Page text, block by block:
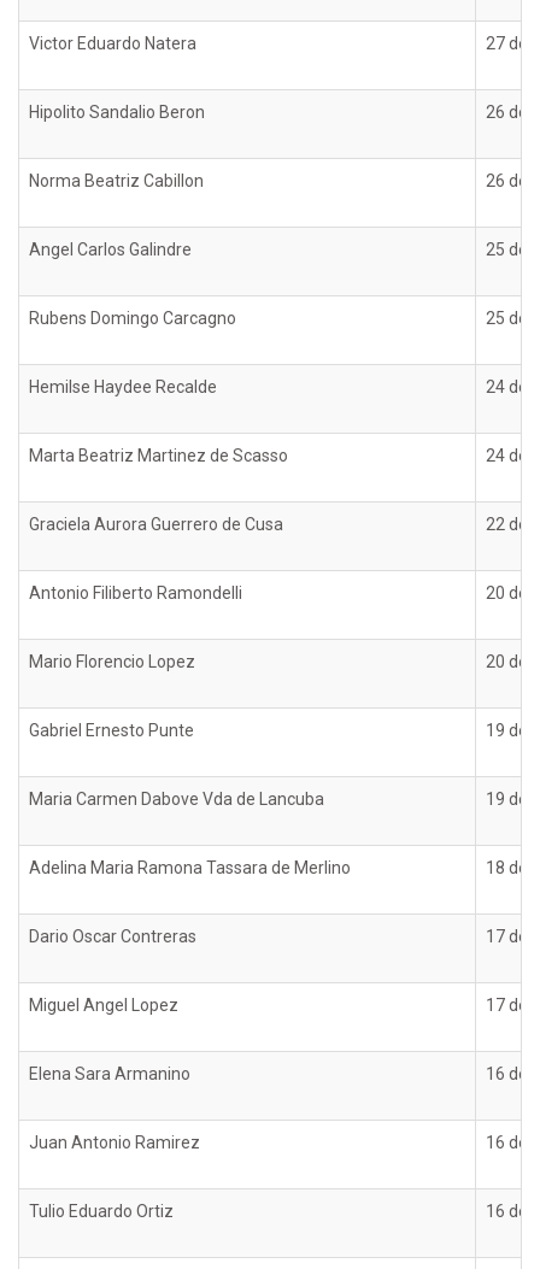
Victor Eduardo Natera 27 de
Hipolito Sandalio Beron 26 de
Norma Beatriz Cabillon 26 de
Angel Carlos Galindre 25 de
Rubens Domingo Carcagno 25 de
Hemilse Haydee Recalde 24 de
Marta Beatriz Martinez de Scasso 24 de
Graciela Aurora Guerrero de Cusa 22 de
Antonio Filiberto Ramondelli 20 de
Mario Florencio Lopez 20 de
Gabriel Ernesto Punte 19 de
Maria Carmen Dabove Vda de Lancuba 19 de
Adelina Maria Ramona Tassara de Merlino 18 de
Dario Oscar Contreras 17 de
Miguel Angel Lopez 17 de
Elena Sara Armanino 16 de
Juan Antonio Ramirez 16 de
Tulio Eduardo Ortiz 16 de